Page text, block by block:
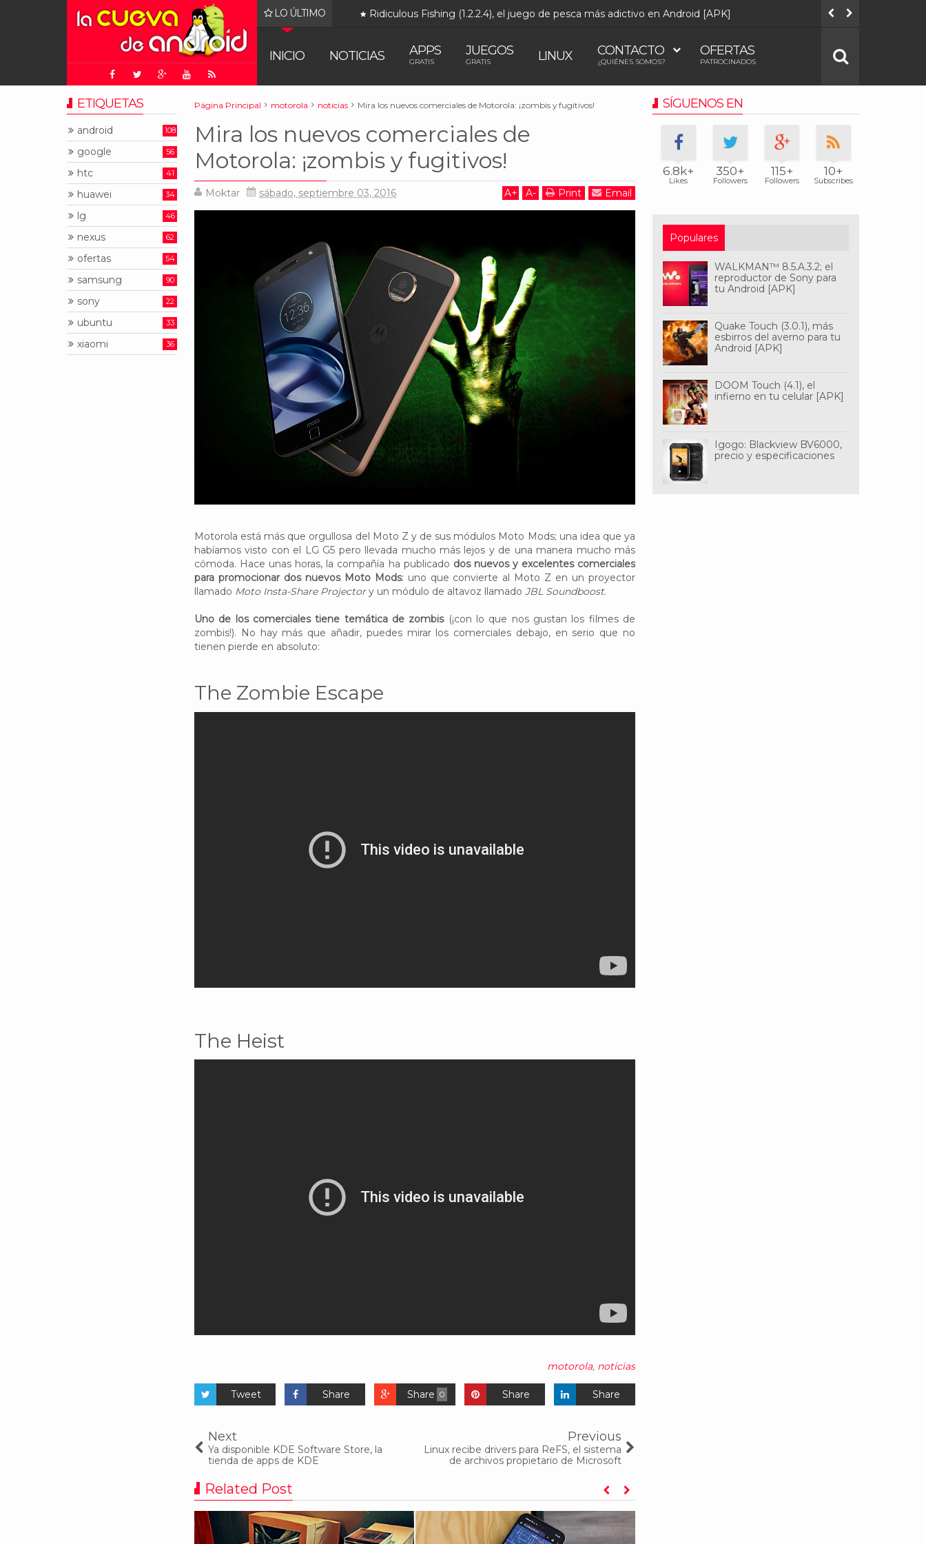
LO ÚLTIMO
(de alguna manera) correr DOOM Ridiculous Fishing (1.2.2.4), el juego de pesca más adictivo en Android [APK]
INICIO NOTICIAS APPS
GRATIS
JUEGOS
GRATIS LINUX CONTACTO
¿QUIÉNES SOMOS?
OFERTAS
PATROCINADOS
Página Principal motorola noticias Mira los nuevos comerciales de Motorola: ¡zombis y fugitivos!
Mira los nuevos comerciales de
Motorola: ¡zombis y fugitivos!
Moktar sábado, septiembre 03, 2016 A+ A- Print Email
Motorola está más que orgullosa del Moto Z y de sus módulos Moto Mods; una idea que ya
habíamos visto con el LG G5 pero llevada mucho más lejos y de una manera mucho más
cómoda. Hace unas horas, la compañía ha publicado dos nuevos y excelentes comerciales
para promocionar dos nuevos Moto Mods: uno que convierte al Moto Z en un proyector
llamado Moto Insta-Share Projectory un módulo de altavoz llamado JBL Soundboost.
Uno de los comerciales tiene temática de zombis(¡con lo que nos gustan los filmes de
zombis!). No hay más que añadir, puedes mirar los comerciales debajo, en serio que no
tienen pierde en absoluto:
The Zombie Escape
The Heist
motorola, noticias
Tweet Share 0
Share Share Share
Next
Ya disponible KDE Software Store, la
tienda de apps de KDE
Previous
Linux recibe drivers para ReFS, el sistema
de archivos propietario de Microsoft
Related Post
SÍGUENOS EN
6.8k+
Likes
350+
Followers
115+
Followers
10+
Subscribes
Populares
WALKMAN™ 8.5.A.3.2; el
reproductor de Sony para
tu Android [APK]
Quake Touch (3.0.1), más
esbirros del averno para tu
Android [APK]
DOOM Touch (4.1), el
infierno en tu celular [APK]
Igogo: Blackview BV6000,
precio y especificaciones
ETIQUETAS
android 108
google 56
htc 41
huawei 34
lg 46
nexus 62
ofertas 54
samsung 90
sony 22
ubuntu 33
xiaomi 36